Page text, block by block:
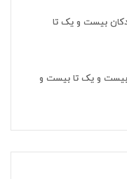
بیست و یک تا
بیست و یک تا بیست و